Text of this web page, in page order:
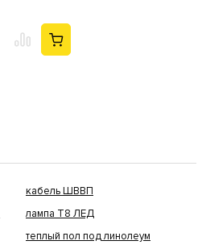
кабель ШВВП
лампа Т8 ЛЕД
теплый пол под линолеум